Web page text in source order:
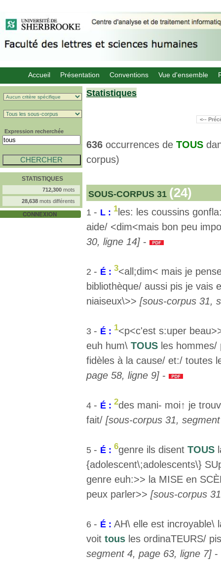
Accueil Présentation Conventions Vue d'ensemble
Expression recherchée
STATISTIQUES
712,300 mots
28,638 mots différents
CONNEXION
Statistiques
<--
636 occurrences de TOUS
corpus)
SOUS-CORPUS 31 (24)
1 - L : 1 les: les coussins
aide/ <dim<mais bon peu
30, ligne 14] -
2 - É : 3<all;dim< mais je
bibliothèque/ aussi pis je vais
niaiseux\>> [sous-corpus 31,
3 - É : 1<p<c'est s:uper
euh hum\ TOUS les
fidèles à la cause/ et:/ toutes
page 58, ligne 9] -
4 - É : 2des mani- moi↑ je
fait/ [sous-corpus 31,
5 - É : 6genre ils disent TOUS
{adolescent\;adolescents\}
genre euh:>> la MISE en
peux parler>> [sous-corpus
6 - É : AH\ elle est incroyable\
voit tous les ordinaTEURS/
segment 4, page 63, ligne 7] -